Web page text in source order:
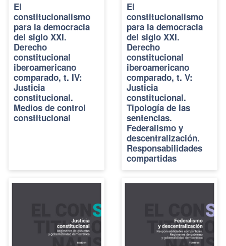
El
constitucionalismo
para la democracia
del siglo XXI.
Derecho
constitucional
iberoamericano
comparado, t. IV:
Justicia
constitucional.
Medios de control
constitucional
El
constitucionalismo
para la democracia
del siglo XXI.
Derecho
constitucional
iberoamericano
comparado, t. V:
Justicia
constitucional.
Tipología de las
sentencias.
Federalismo y
descentralización.
Responsabilidades
compartidas